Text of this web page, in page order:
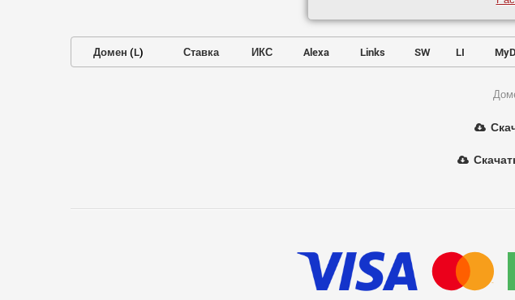
Домен (L) Ставка ИКС Alexa Links SW LI